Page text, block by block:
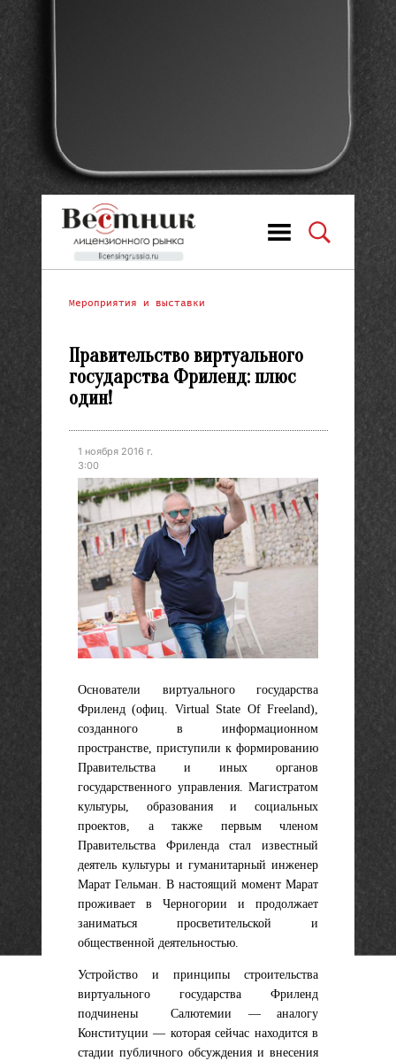
Мероприятия и выставки
Правительство виртуального
государства Фриленд: плюс
один!
1 ноября 2016 г.
3:00
Основатели виртуального государства
Фриленд (офиц. Virtual State Of Freeland),
созданного в информационном
пространстве, приступили к формированию
Правительства и иных органов
государственного управления. Магистратом
культуры, образования и социальных
проектов , а также первым членом
Правительства Фриленда стал известный
деятель культуры и гуманитарный инженер
Марат Гельман . В настоящий момент Марат
проживает в Черногории и продолжает
заниматься просветительской и
общественной деятельностью.
Устройство и принципы строительства
виртуального государства Фриленд
подчинены Салютемии — аналогу
Конституции — которая сейчас находится в
стадии публичного обсуждения и внесения